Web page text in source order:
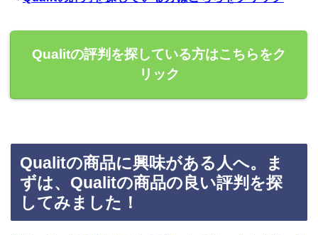
Qualitの評判を探している方はこちらをク
リック
Qualitの商品に興味がある人へ。ま
ずは、Qualitの商品の良い評判を探
してみました！